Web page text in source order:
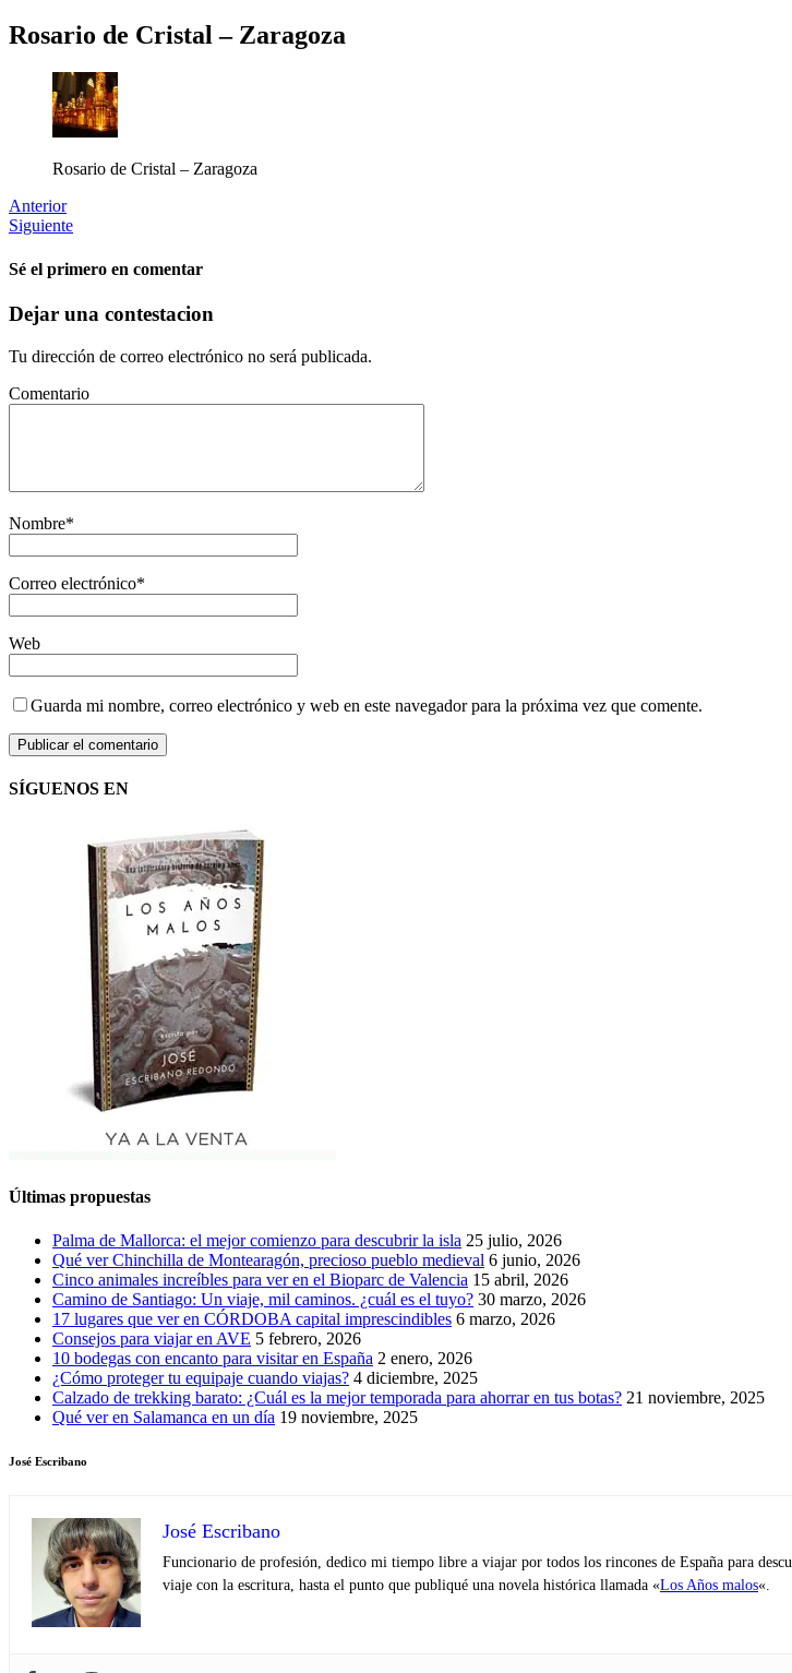
Rosario de Cristal – Zaragoza
Rosario de Cristal – Zaragoza
Anterior
Siguiente
Sé el primero en comentar
Dejar una contestacion
Tu dirección de correo electrónico no será publicada.
Comentario
Nombre*
Correo electrónico*
Web
Guarda mi nombre, correo electrónico y web en este navegador para la próxima vez que comente.
SÍGUENOS EN
Últimas propuestas
Palma de Mallorca: el mejor comienzo para descubrir la isla 25 julio, 2026
Qué ver Chinchilla de Montearagón, precioso pueblo medieval 6 junio, 2026
Cinco animales increíbles para ver en el Bioparc de Valencia 15 abril, 2026
Camino de Santiago: Un viaje, mil caminos. ¿cuál es el tuyo? 30 marzo, 2026
17 lugares que ver en CÓRDOBA capital imprescindibles 6 marzo, 2026
Consejos para viajar en AVE 5 febrero, 2026
10 bodegas con encanto para visitar en España 2 enero, 2026
¿Cómo proteger tu equipaje cuando viajas? 4 diciembre, 2025
Calzado de trekking barato: ¿Cuál es la mejor temporada para ahorrar en tus botas? 21 noviembre, 2025
Qué ver en Salamanca en un día 19 noviembre, 2025
José Escribano
José Escribano
Funcionario de profesión, dedico mi tiempo libre a viajar por todos los rincones de España para
viaje con la escritura, hasta el punto que publiqué una novela histórica llamada «Los Años malos«.